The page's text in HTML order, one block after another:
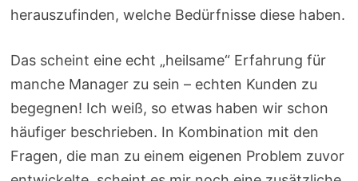
herauszufinden, welche Bedürfnisse diese haben.
Das scheint eine echt „heilsame“ Erfahrung für
manche Manager zu sein – echten Kunden zu
begegnen! Ich weiß, so etwas haben wir schon
häufiger beschrieben. In Kombination mit den
Fragen, die man zu einem eigenen Problem zuvor